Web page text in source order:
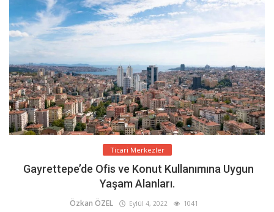
Ticari Merkezler
Gayrettepe’de Ofis ve Konut Kullanımına Uygun
Yaşam Alanları.
Özkan ÖZEL Eylül 4, 2022 1041